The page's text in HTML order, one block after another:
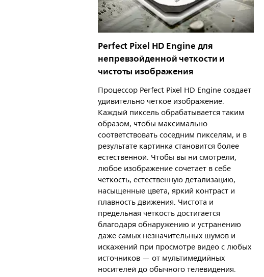
Perfect Pixel HD Engine для
непревзойденной четкости и
чистоты изображения
Процессор Perfect Pixel HD Engine создает
удивительно четкое изображение.
Каждый пиксель обрабатывается таким
образом, чтобы максимально
соответствовать соседним пикселям, и в
результате картинка становится более
естественной. Чтобы вы ни смотрели,
любое изображение сочетает в себе
четкость, естественную детализацию,
насыщенные цвета, яркий контраст и
плавность движения. Чистота и
предельная четкость достигается
благодаря обнаружению и устранению
даже самых незначительных шумов и
искажений при просмотре видео с любых
источников — от мультимедийных
носителей до обычного телевидения.